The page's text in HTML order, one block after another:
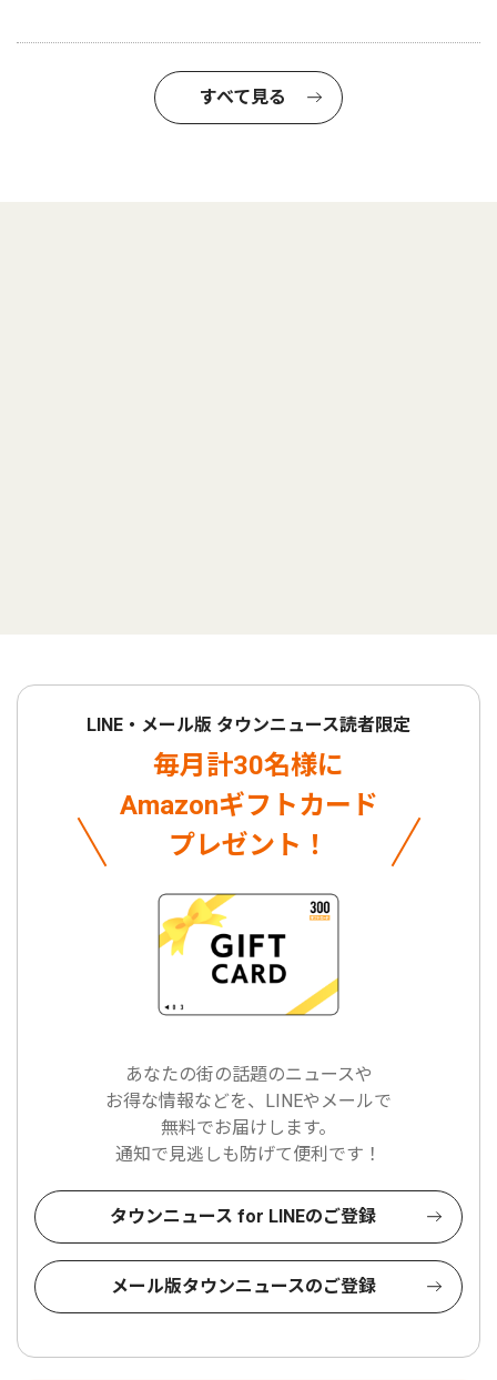
すべて見る
LINE・メール版 タウンニュース読者限定
毎月計30名様に
Amazonギフトカード
プレゼント！
あなたの街の話題のニュースや
お得な情報などを、LINEやメールで
無料でお届けします。
通知で見逃しも防げて便利です！
タウンニュース for LINEのご登録
メール版タウンニュースのご登録